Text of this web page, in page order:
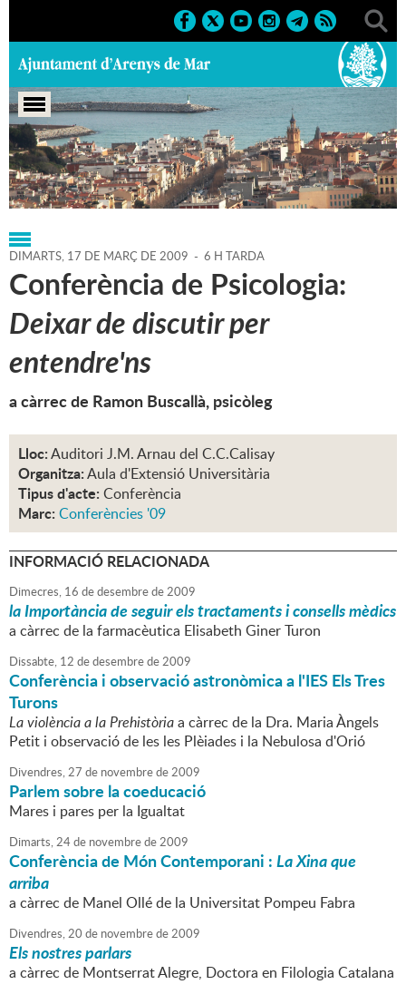
Portada > Regidories > Cultura > Agenda > 17-03-2009
DIMARTS, 17 DE MARÇ DE 2009 - 6 H TARDA
Conferència de Psicologia:
Deixar de discutir per
entendre'ns
a càrrec de Ramon Buscallà, psicòleg
Lloc:Auditori J.M. Arnau del C.C.Calisay
Organitza:Aula d'Extensió Universitària
Tipus d'acte: Conferència
Marc: Conferències '09
INFORMACIÓ RELACIONADA
Dimecres, 16 dedesembrede2009
la Importància de seguir els tractaments i consells mèdics
a càrrec de la farmacèutica Elisabeth Giner Turon
Dissabte, 12 dedesembrede2009
Conferència i observació astronòmica a l'IES Els Tres
Turons
La violència a la Prehistòriaa càrrec de la Dra. Maria Àngels
Petit i observació de les les Plèiades i la Nebulosa d'Orió
Divendres,27 de novembrede2009
Parlem sobre la coeducació
Mares i pares per la Igualtat
Dimarts,24de novembrede2009
Conferència de Món Contemporani :La Xina que
arriba
a càrrec de Manel Ollé de la Universitat Pompeu Fabra
Divendres,20 de novembrede2009
Els nostres parlars
a càrrec de Montserrat Alegre, Doctora en Filologia Catalana